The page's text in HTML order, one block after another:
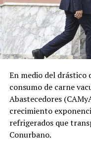
En medio del drástico
consumo de carne
Abastecedores
crecimiento
refrigerados que
Conurbano.